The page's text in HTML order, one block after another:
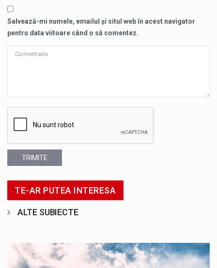
Salvează-mi numele, emailul și situl web în acest navigator
pentru data viitoare când o să comentez.
TRIMITE
TE-AR PUTEA INTERESA
ALTE SUBIECTE